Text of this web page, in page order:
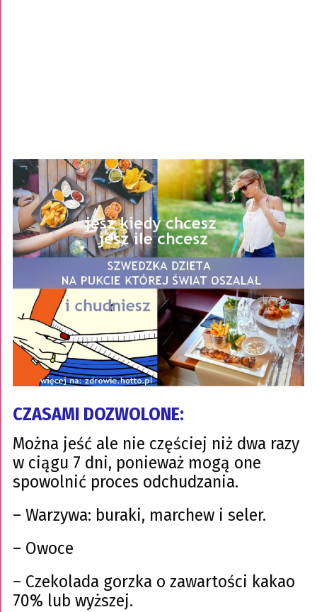
CZASAMI DOZWOLONE:
Można jeść ale nie częściej niż dwa razy
w ciągu 7 dni, ponieważ mogą one
spowolnić proces odchudzania.
– Warzywa: buraki, marchew i seler.
– Owoce
– Czekolada gorzka o zawartości kakao
70% lub wyższej.